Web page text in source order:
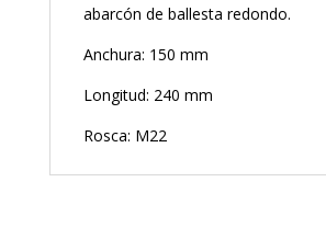
abarcón de ballesta redondo.
Anchura: 150 mm
Longitud: 240 mm
Rosca: M22